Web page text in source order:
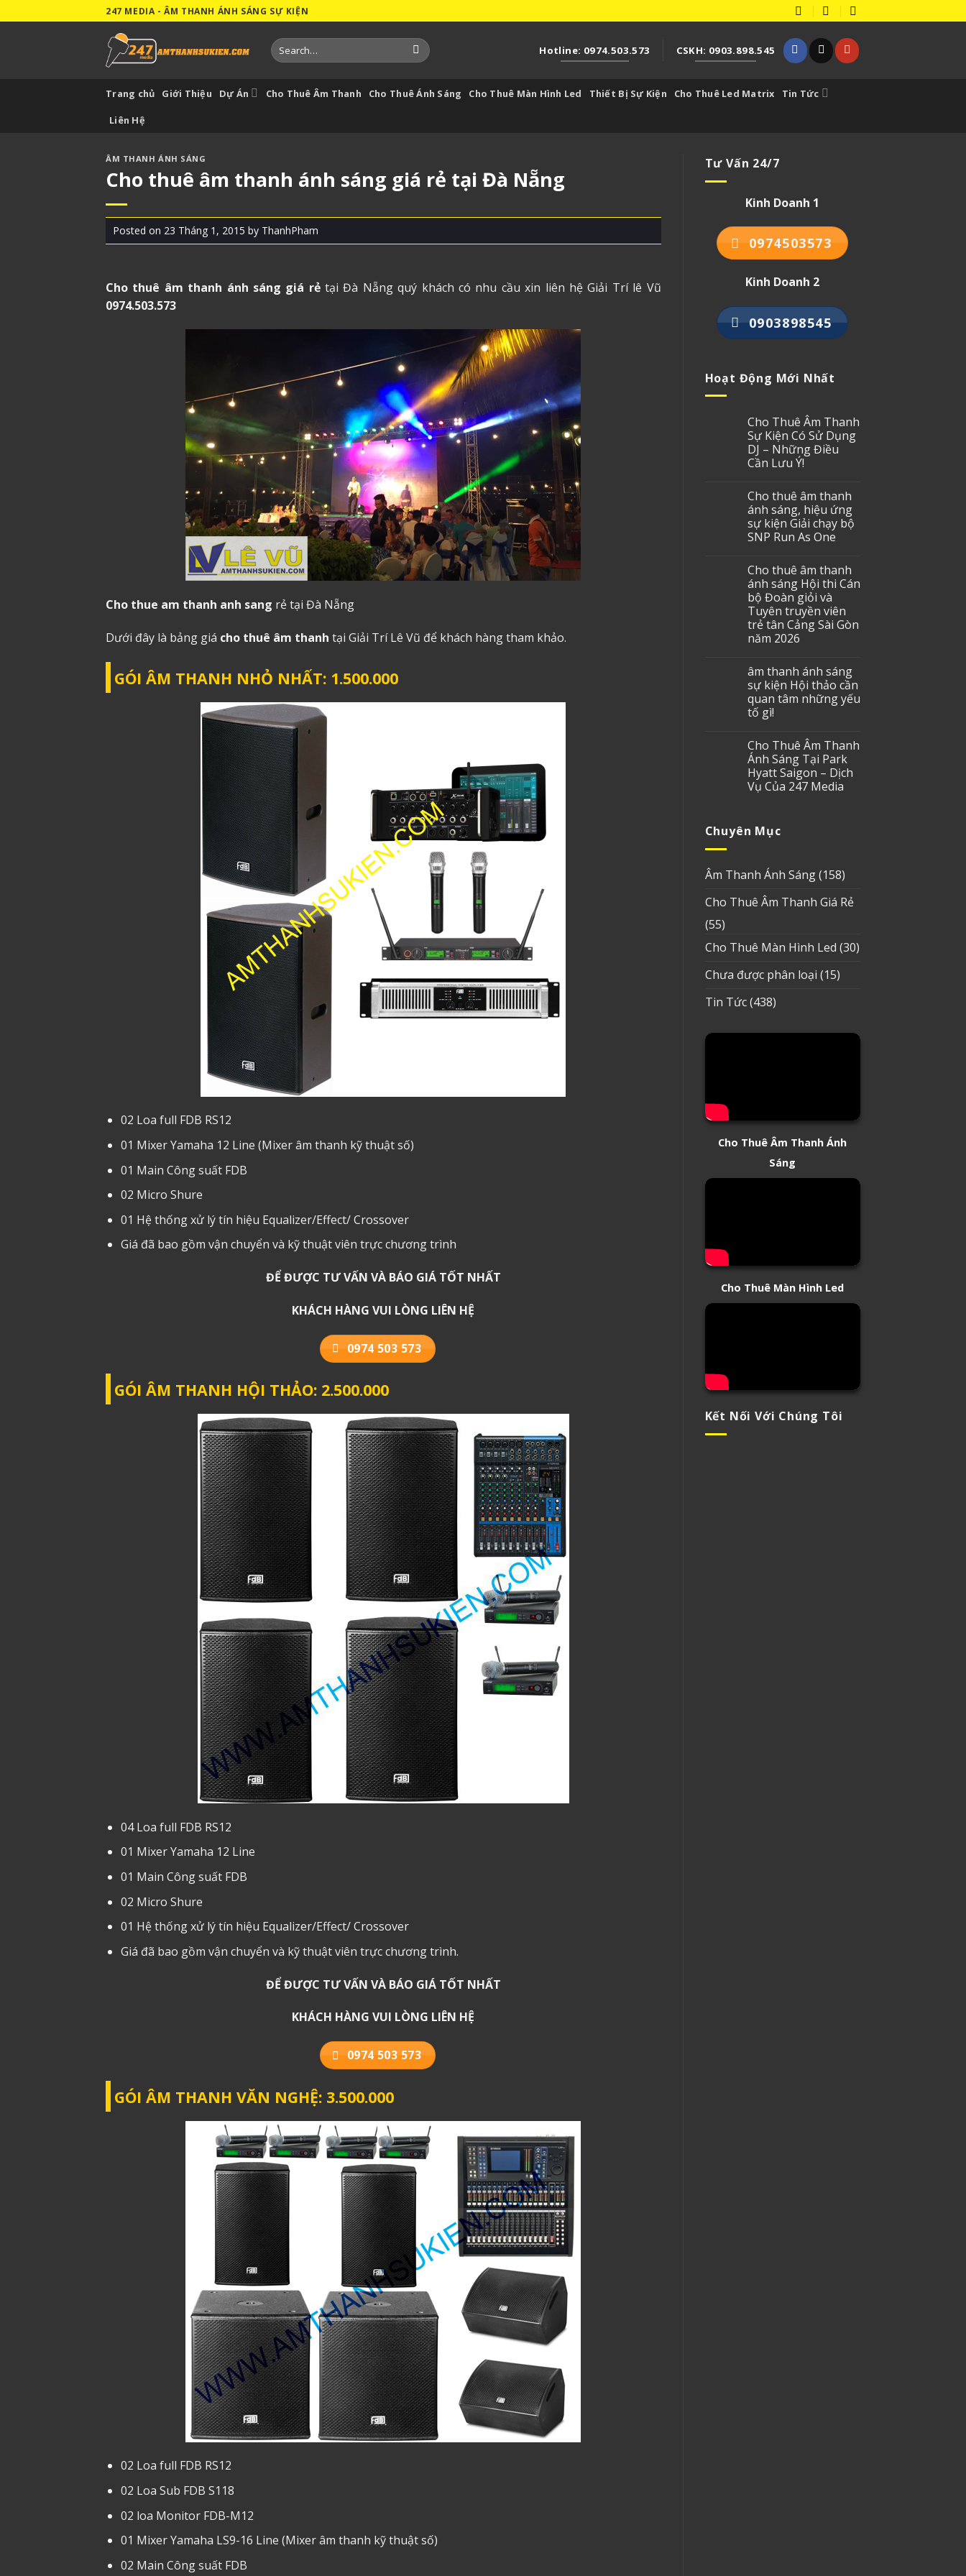
to
247 MEDIA - ÂM THANH ÁNH SÁNG SỰ KIỆN
Search
for:
Hotline: 0974.503.573 CSKH: 0903.898.545
Trang chủ Giới Thiệu Dự Án Cho Thuê Âm Thanh Cho Thuê Ánh Sáng Cho Thuê Màn Hình Led Thiết Bị Sự Kiện Cho Thuê Led Matrix Tin Tức
Liên Hệ
ÂM THANH ÁNH SÁNG
Cho thuê âm thanh ánh sáng giá rẻ tại Đà Nẵng
Posted on 23 Tháng 1, 2015 by ThanhPham
Cho thuê âm thanh ánh sáng giá rẻtại Đà Nẵng quý khách có nhu cầu xin liên hệ Giải Trí lê Vũ
0974.503.573
Cho thue am thanh anh sang rẻ tại Đà Nẵng
Dưới đây là bảng giá cho thuê âm thanh tại Giải Trí Lê Vũ để khách hàng tham khảo.
GÓI ÂM THANH NHỎ NHẤT: 1.500.000
02 Loa full FDB RS12
01 Mixer Yamaha 12 Line (Mixer âm thanh kỹ thuật số)
01 Main Công suất FDB
02 Micro Shure
01 Hệ thống xử lý tín hiệu Equalizer/Effect/ Crossover
Giá đã bao gồm vận chuyển và kỹ thuật viên trực chương trình
ĐỂ ĐƯỢC TƯ VẤN VÀ BÁO GIÁ TỐT NHẤT
KHÁCH HÀNG VUI LÒNG LIÊN HỆ
0974 503 573
GÓI ÂM THANH HỘI THẢO: 2.500.000
04 Loa full FDB RS12
01 Mixer Yamaha 12 Line
01 Main Công suất FDB
02 Micro Shure
01 Hệ thống xử lý tín hiệu Equalizer/Effect/ Crossover
Giá đã bao gồm vận chuyển và kỹ thuật viên trực chương trình.
ĐỂ ĐƯỢC TƯ VẤN VÀ BÁO GIÁ TỐT NHẤT
KHÁCH HÀNG VUI LÒNG LIÊN HỆ
0974 503 573
GÓI ÂM THANH VĂN NGHỆ: 3.500.000
02 Loa full FDB RS12
02 Loa Sub FDB S118
02 loa Monitor FDB-M12
01 Mixer Yamaha LS9-16 Line (Mixer âm thanh kỹ thuật số)
02 Main Công suất FDB
Tư Vấn 24/7
Kinh Doanh 1
0974503573
Kinh Doanh 2
0903898545
Hoạt Động Mới Nhất
Cho Thuê Âm Thanh
Sự Kiện Có Sử Dụng
DJ – Những Điều
Cần Lưu Ý!
Cho thuê âm thanh
ánh sáng, hiệu ứng
sự kiện Giải chạy bộ
SNP Run As One
Cho thuê âm thanh
ánh sáng Hội thi Cán
bộ Đoàn giỏi và
Tuyên truyền viên
trẻ tân Cảng Sài Gòn
năm 2026
âm thanh ánh sáng
sự kiện Hội thảo cần
quan tâm những yếu
tố gì!
Cho Thuê Âm Thanh
Ánh Sáng Tại Park
Hyatt Saigon – Dịch
Vụ Của 247 Media
Chuyên Mục
Âm Thanh Ánh Sáng(158)
Cho Thuê Âm Thanh Giá Rẻ
(55)
Cho Thuê Màn Hình Led (30)
Chưa được phân loại (15)
Tin Tức(438)
Cho Thuê Âm Thanh Ánh
Sáng
Cho Thuê Màn Hình Led
Kết Nối Với Chúng Tôi